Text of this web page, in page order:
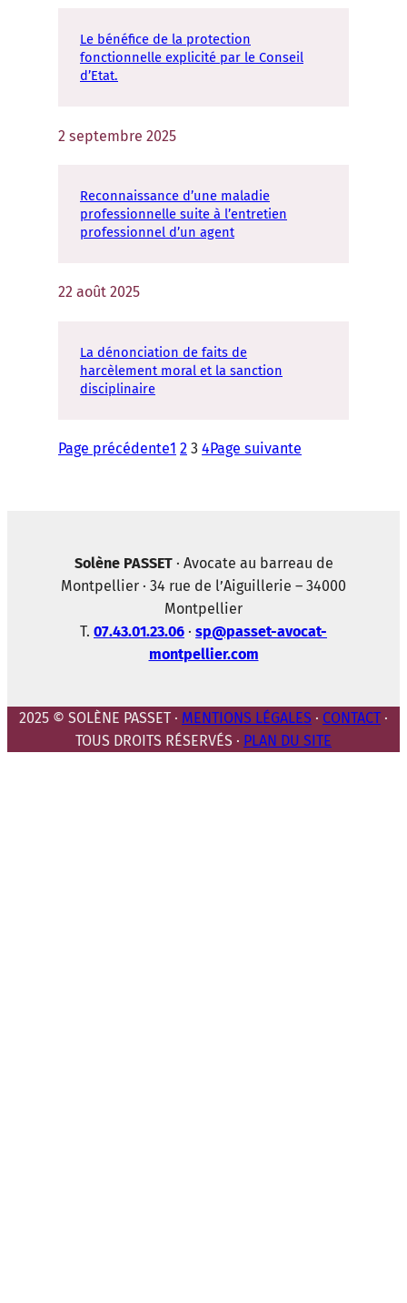
Le bénéfice de la protection
fonctionnelle explicité par le Conseil
d’Etat.
2 septembre 2025
Reconnaissance d’une maladie
professionnelle suite à l’entretien
professionnel d’un agent
22 août 2025
La dénonciation de faits de
harcèlement moral et la sanction
disciplinaire
Page précédente1 2 3 4Page suivante
Solène PASSET · Avocate au barreau de
Montpellier · 34 rue de l’Aiguillerie – 34000
Montpellier
T. 07.43.01.23.06 · sp@passet-avocat-
montpellier.com
2025 © SOLÈNE PASSET · MENTIONS LÉGALES · CONTACT ·
TOUS DROITS RÉSERVÉS · PLAN DU SITE